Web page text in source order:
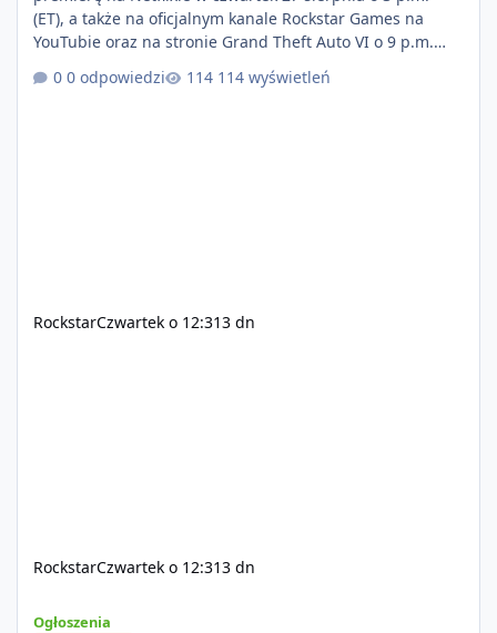
(ET), a także na oficjalnym kanale Rockstar Games na
YouTubie oraz na stronie Grand Theft Auto VI o 9 p.m.
(ET) 27 sierpnia. https://netflix.com/GTAVI Grand Theft
Auto VI będzie dostępne 19 listopada na PlayStation 5
0 odpowiedzi 114 wyświetleń
RockstarCzwartek o 12:313 dn
RockstarCzwartek o 12:313 dn
Ogłoszenia